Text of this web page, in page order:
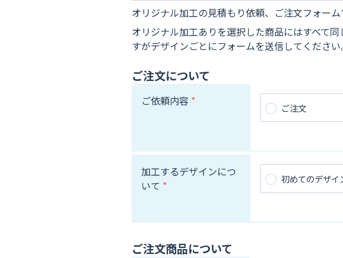
オリジナル加工の見積もり依頼、ご注文フォーム
オリジナル加工ありを選択した商品にはすべて
すがデザインごとにフォームを送信してください
ご注文について
ご依頼内容
ご注文
加工するデザインにつ
いて
初めてのデザイ
ご注文商品について